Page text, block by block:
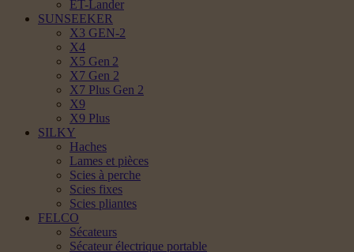
ET-Lander
SUNSEEKER
X3 GEN-2
X4
X5 Gen 2
X7 Gen 2
X7 Plus Gen 2
X9
X9 Plus
SILKY
Haches
Lames et pièces
Scies à perche
Scies fixes
Scies pliantes
FELCO
Sécateurs
Sécateur électrique portable